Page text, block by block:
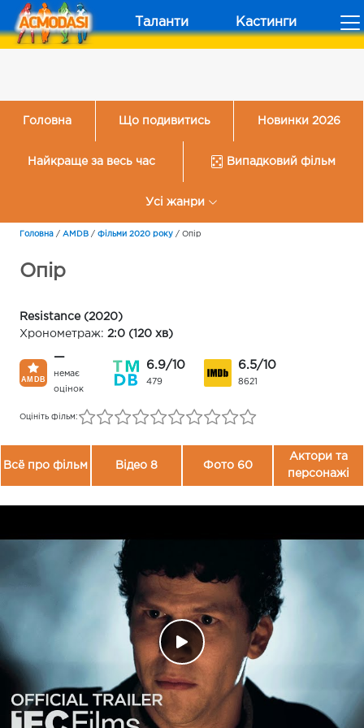
Таланти Кастинги
Головна Що подивитись Новинки 2026
Найкраще за весь час Випадковий фільм
Усі жанри
Головна / AMDB / Фільми 2020 року / Опір
Опір
Resistance (2020)
Хронометраж: 2:0 (120 хв)
—
немає
оцінок
6.9/10
479
6.5/10
8621
Оцініть фільм:
Всё про фільм Відео 8 Фото 60
Актори та
персонажі